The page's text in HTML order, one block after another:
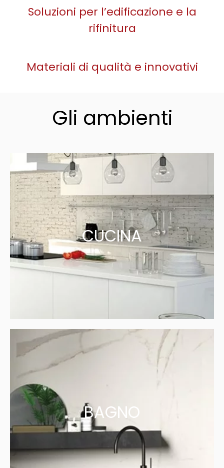
Soluzioni per l’edificazione e la
rifinitura
Materiali di qualità e innovativi
Gli ambienti
CUCINA
BAGNO